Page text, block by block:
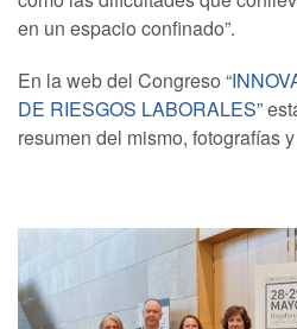
en un espacio confinado”.
En la web del Congreso “
DE RIESGOS LABORALES”
resumen del mismo, fotografías